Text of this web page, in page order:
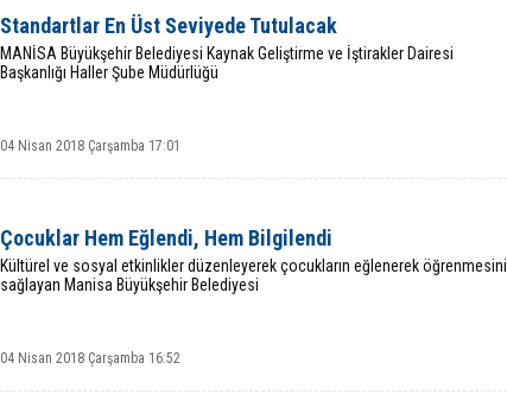
Standartlar En Üst Seviyede Tutulacak
MANİSA Büyükşehir Belediyesi Kaynak Geliştirme ve İştirakler Dairesi
Başkanlığı Haller Şube Müdürlüğü
04 Nisan 2018 Çarşamba 17:01
Çocuklar Hem Eğlendi, Hem Bilgilendi
Kültürel ve sosyal etkinlikler düzenleyerek çocukların eğlenerek öğrenmesini
sağlayan Manisa Büyükşehir Belediyesi
04 Nisan 2018 Çarşamba 16:52